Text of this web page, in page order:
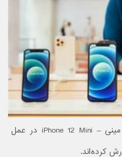
تعداد زیادی از کاربران، مشکل آیفون 12 مینی – iPhone 12 Mini در عمل